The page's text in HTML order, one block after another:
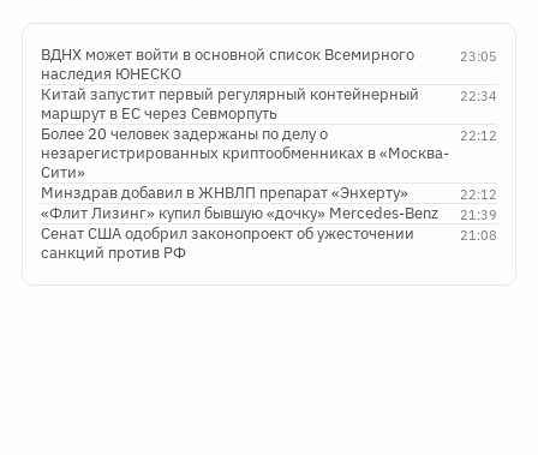
23:05
ВДНХ может войти в основной список Всемирного
наследия ЮНЕСКО
22:34
Китай запустит первый регулярный контейнерный
маршрут в ЕС через Севморпуть
22:12
Более 20 человек задержаны по делу о
незарегистрированных криптообменниках в «Москва-
Сити»
22:12
Минздрав добавил в ЖНВЛП препарат «Энхерту»
21:39
«Флит Лизинг» купил бывшую «дочку» Mercedes-Benz
21:08
Сенат США одобрил законопроект об ужесточении
санкций против РФ